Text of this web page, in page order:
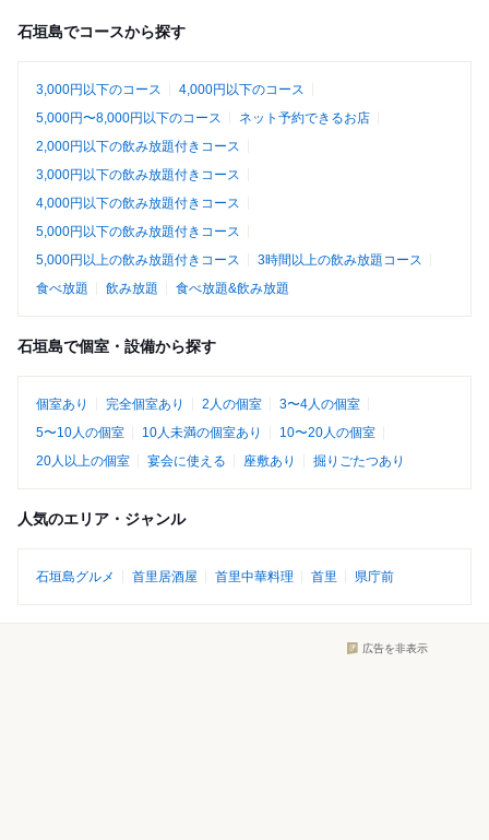
石垣島でコースから探す
3,000円以下のコース
4,000円以下のコース
5,000円〜8,000円以下のコース
ネット予約できるお店
2,000円以下の飲み放題付きコース
3,000円以下の飲み放題付きコース
4,000円以下の飲み放題付きコース
5,000円以下の飲み放題付きコース
5,000円以上の飲み放題付きコース
3時間以上の飲み放題コース
食べ放題
飲み放題 食べ放題&飲み放題
石垣島で個室・設備から探す
個室あり 完全個室あり 2人の個室
3〜4人の個室
5〜10人の個室
10人未満の個室あり
10〜20人の個室
20人以上の個室
宴会に使える 座敷あり 掘りごたつあり
人気のエリア・ジャンル
石垣島グルメ 首里居酒屋 首里中華料理 首里 県庁前
広告を非表示